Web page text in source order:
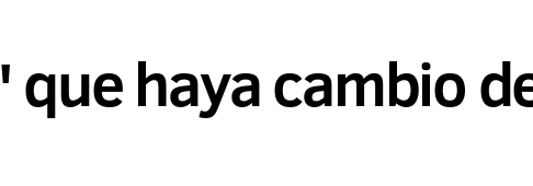
que haya cambio